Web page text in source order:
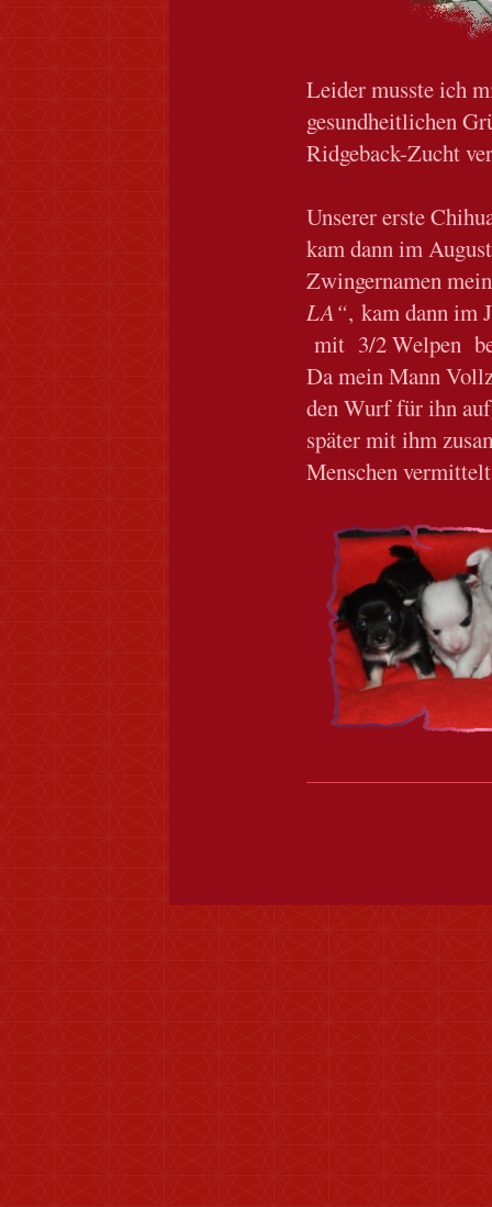
Leider musste ich
gesundheitlichen
Ridgeback-Zucht
Unserer erste
kam dann im
Zwingernamen
LA“, kam dann im
mit 3/2 Welpen
Da mein Mann
den Wurf für ihn
später mit ihm
Menschen